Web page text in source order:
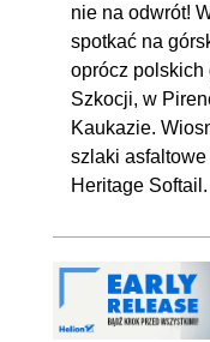
nie na odwrót!
spotkać na
oprócz polskich
Szkocji, w
Kaukazie.
szlaki
Heritage Softail.